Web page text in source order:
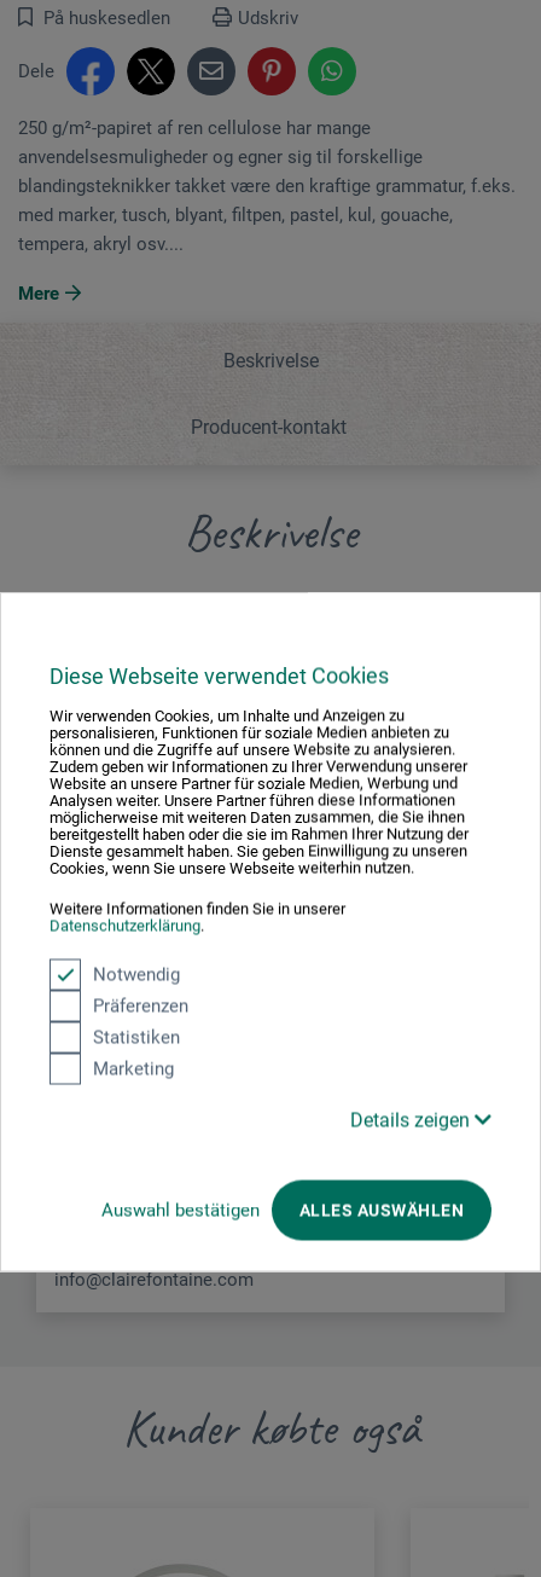
Diese Webseite verwendet Cookies
Wir verwenden Cookies, um Inhalte und Anzeigen zu
personalisieren, Funktionen für soziale Medien anbieten zu
können und die Zugriffe auf unsere Website zu analysieren.
Zudem geben wir Informationen zu Ihrer Verwendung unserer
Website an unsere Partner für soziale Medien, Werbung und
Analysen weiter. Unsere Partner führen diese Informationen
möglicherweise mit weiteren Daten zusammen, die Sie ihnen
bereitgestellt haben oder die sie im Rahmen Ihrer Nutzung der
Dienste gesammelt haben. Sie geben Einwilligung zu unseren
Cookies, wenn Sie unsere Webseite weiterhin nutzen.
Weitere Informationen finden Sie in unserer
Datenschutzerklärung.
Notwendig
Präferenzen
Statistiken
Marketing
Details zeigen
Auswahl bestätigen ALLES AUSWÄHLEN
På huskesedlen Udskriv
Dele
250 g/m²-papiret af ren cellulose har mange
anvendelsesmuligheder og egner sig til forskellige
blandingsteknikker takket være den kraftige grammatur, f.eks.
med marker, tusch, blyant, filtpen, pastel, kul, gouache,
tempera, akryl osv....
Mere
Beskrivelse
Producent-kontakt
Beskrivelse
blandingsteknikker takket være den kraftige grammatur,
gouache, tempera, akryl osv. samt til collager. Korrekturer,
f.eks. med viskelæder, er mulige gentagne gange uden at
beskadige papiret.
Paint On multiteknik er et sandt alternativ til lærred,
karton eller akvarelpapir. Syrefrit og PEFC-certificeret.
Producent-kontakt
Her finder du producentens kontaktoplysninger for dette
68490 Ottmarsheim
info@clairefontaine.com
Kunder købte også